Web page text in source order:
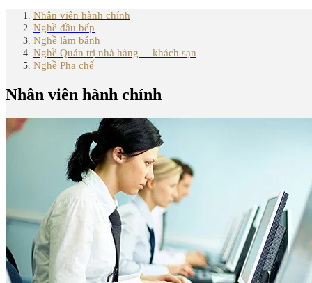
Nhân viên hành chính
Nghề đầu bếp
Nghề làm bánh
Nghề Quản trị nhà hàng – khách sạn
Nghề Pha chế
Nhân viên hành chính